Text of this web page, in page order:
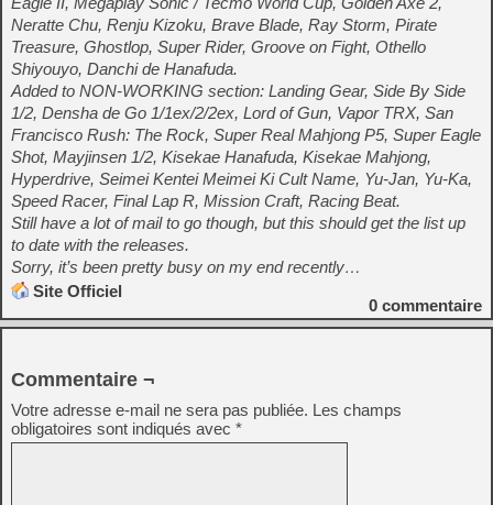
Neratte Chu, Renju Kizoku, Brave Blade, Ray Storm, Pirate
Treasure, Ghostlop, Super Rider, Groove on Fight, Othello
Shiyouyo, Danchi de Hanafuda.
Added to NON-WORKING section: Landing Gear, Side By Side
1/2, Densha de Go 1/1ex/2/2ex, Lord of Gun, Vapor TRX, San
Francisco Rush: The Rock, Super Real Mahjong P5, Super Eagle
Shot, Mayjinsen 1/2, Kisekae Hanafuda, Kisekae Mahjong,
Hyperdrive, Seimei Kentei Meimei Ki Cult Name, Yu-Jan, Yu-Ka,
Speed Racer, Final Lap R, Mission Craft, Racing Beat.
Still have a lot of mail to go though, but this should get the list up
to date with the releases.
Sorry, it’s been pretty busy on my end recently…
Site Officiel
0 commentaire
Commentaire ¬
Votre adresse e-mail ne sera pas publiée. Les champs
obligatoires sont indiqués avec *